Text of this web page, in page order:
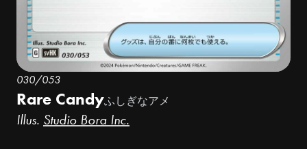
030/053
Rare Candyふしぎなアメ
Illus. Studio Bora Inc.